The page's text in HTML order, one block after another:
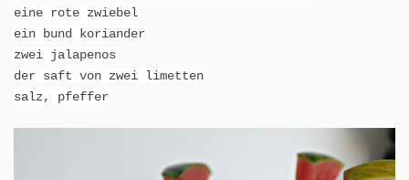
eine rote zwiebel
ein bund koriander
zwei jalapenos
der saft von zwei limetten
salz, pfeffer